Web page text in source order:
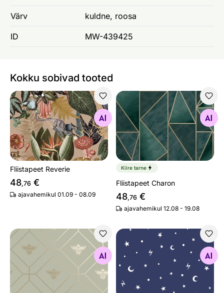
Värv kuldne, roosa
ID MW-439425
Kokku sobivad tooted
Fliistapeet Reverie
Otsi sarnaseid
Fliistapeet Reverie
48,76 €
ajavahemikul 01.09 - 08.09
Fliistapeet Charon
Otsi sarnaseid
Kiire tarne
Fliistapeet Charon
48,76 €
ajavahemikul 12.08 - 19.08
Pabertapeet Honeycomb Bee
Otsi sarnaseid
Pabertapeet Stars and